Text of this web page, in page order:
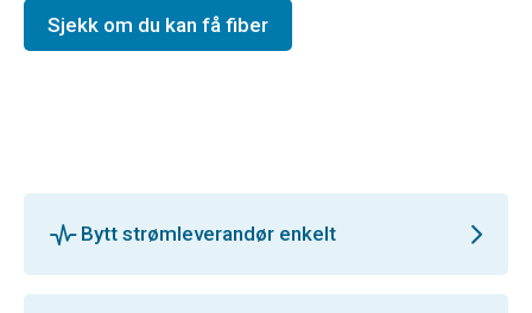
Sjekk om du kan få fiber
Bytt strømleverandør enkelt